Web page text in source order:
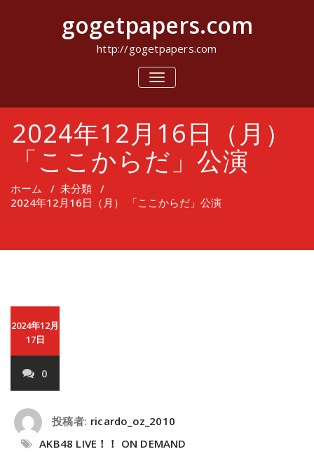
キ
gogetpapers.com
http://gogetpapers.com
ナ
ビ
シ
を
切
替
え
2024年12月16日（月）
「ここからだ」公演
ホーム / 未分類 /
2024年12月16日（月） 「ここからだ」公演
2024年12月
17日
0
投稿者: ricardo_oz_2010
AKB48 LIVE！！ ON DEMAND